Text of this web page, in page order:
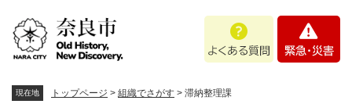
あ
問
・
現在地 トップページ > 組織でさがす > 滞納整理課